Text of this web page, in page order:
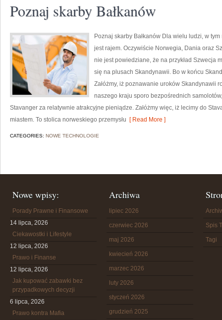
Poznaj skarby Bałkanów
Poznaj skarby Bałkanów Dla wielu ludzi, w
jest rajem. Oczywiście Norwegia, Dania oraz
nie jest powiedziane, że na przykład Szwecja
się na plusach Skandynawii. Bo w końcu
Załóżmy, iż poznawanie uroków Skandynawii
naszego kraju sporo bezpośrednich
Stavanger za relatywnie atrakcyjne pieniądze. Załóżmy więc, iż lecimy do
miastem. To stolica norweskiego przemysłu [ Read More ]
CATEGORIES: NOWE TECHNOLOGIE
Nowe wpisy:
Porady Prawne i Finansowe
14 lipca, 2026
Ciekawostki i Lifestyle
12 lipca, 2026
Prawo i Finanse
12 lipca, 2026
Jak kupować zabawki bez
przypadkowych decyzji
6 lipca, 2026
Prawo kontra Mafia
Archiwa
lipiec 2026
czerwiec 2026
maj 2026
kwiecień 2026
marzec 2026
luty 2026
styczeń 2026
grudzień 2025
Spis
Tagi